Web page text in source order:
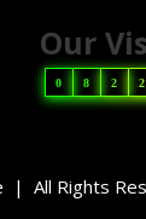
Our
0 8 2 2
| All Rights